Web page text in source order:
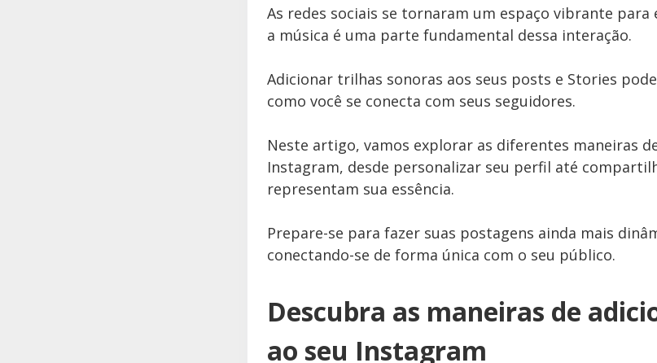
As redes sociais se tornaram um espaço vibrante para
a música é uma parte fundamental dessa interação.
Adicionar trilhas sonoras aos seus posts e Stories
como você se conecta com seus seguidores.
Neste artigo, vamos explorar as diferentes maneiras
Instagram, desde personalizar seu perfil até
representam sua essência.
Prepare-se para fazer suas postagens ainda mais
conectando-se de forma única com o seu público.
Descubra as maneiras de
ao seu Instagram